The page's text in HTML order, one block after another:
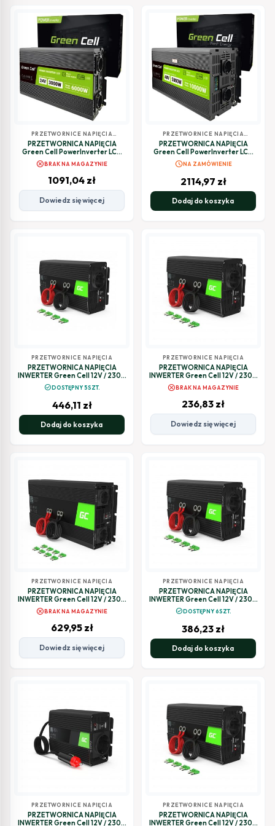
PRZETWORNICE NAPIĘCIA
SAMOCHODOWE
PRZETWORNICA NAPIĘCIA
Green Cell PowerInverter LCD
24V / 230V 3000/6000W
CZYSTA SINUSOIDA
cancelBRAK NA MAGAZYNIE
1091,04 zł
Dowiedz się więcej
PRZETWORNICE NAPIĘCIA
SAMOCHODOWE
PRZETWORNICA NAPIĘCIA
Green Cell PowerInverter LCD
48V / 230V 5000/10000W
CZYSTA SINUSOIDA
scheduleNA ZAMÓWIENIE
2114,97 zł
Dodaj do koszyka
PRZETWORNICE NAPIĘCIA
PRZETWORNICA NAPIĘCIA
INWERTER Green Cell 12V / 230V
1000W/2000W CZYSTA
SINUSOIDA INV09
check_circleDOSTĘPNY 5SZT.
446,11 zł
Dodaj do koszyka
PRZETWORNICE NAPIĘCIA
PRZETWORNICA NAPIĘCIA
INWERTER Green Cell 12V / 230V
MODYFIKOWANA SINUSOIDA
NV08
cancelBRAK NA MAGAZYNIE
236,83 zł
Dowiedz się więcej
PRZETWORNICE NAPIĘCIA
PRZETWORNICA NAPIĘCIA
INWERTER Green Cell 12V / 230V
1500W/3000W CZYSTA
SINUSOIDA INV22
cancelBRAK NA MAGAZYNIE
629,95 zł
Dowiedz się więcej
PRZETWORNICE NAPIĘCIA
PRZETWORNICA NAPIĘCIA
INWERTER Green Cell 12V / 230V
1500W/3000W MODYFIKOWANA
SINUSOIDA INV25
check_circleDOSTĘPNY 6SZT.
386,23 zł
Dodaj do koszyka
PRZETWORNICE NAPIĘCIA
PRZETWORNICA NAPIĘCIA
INWERTER Green Cell 12V / 230V
PRZETWORNICE NAPIĘCIA
PRZETWORNICA NAPIĘCIA
INWERTER Green Cell 12V / 230V